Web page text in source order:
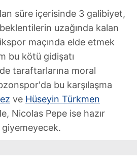
süre içerisinde 3 galibiyet,
uzağında kalan
maçında elde etmek
bu kötü gidişatı
taraftarlarına moral
bu karşılaşma
ve Hüseyin Türkmen
Nicolas Pepe ise hazır
giyemeyecek.